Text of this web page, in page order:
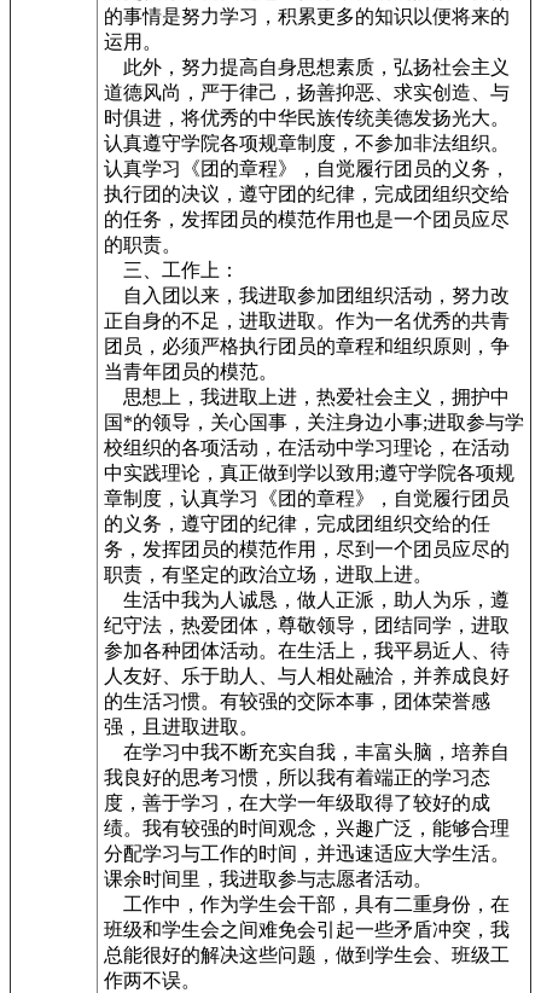
的事情是努力学习，积累更多的知识以便将来的
运用。
此外，努力提高自身思想素质，弘扬社会主义
道德风尚，严于律己，扬善抑恶、求实创造、与
时俱进，将优秀的中华民族传统美德发扬光大。
认真遵守学院各项规章制度，不参加非法组织。
认真学习《团的章程》，自觉履行团员的义务，
执行团的决议，遵守团的纪律，完成团组织交给
的任务，发挥团员的模范作用也是一个团员应尽
的职责。
三、工作上：
自入团以来，我进取参加团组织活动，努力改
正自身的不足，进取进取。作为一名优秀的共青
团员，必须严格执行团员的章程和组织原则，争
当青年团员的模范。
思想上，我进取上进，热爱社会主义，拥护中
国*的领导，关心国事，关注身边小事;进取参与学
校组织的各项活动，在活动中学习理论，在活动
中实践理论，真正做到学以致用;遵守学院各项规
章制度，认真学习《团的章程》，自觉履行团员
的义务，遵守团的纪律，完成团组织交给的任
务，发挥团员的模范作用，尽到一个团员应尽的
职责，有坚定的政治立场，进取上进。
生活中我为人诚恳，做人正派，助人为乐，遵
纪守法，热爱团体，尊敬领导，团结同学，进取
参加各种团体活动。在生活上，我平易近人、待
人友好、乐于助人、与人相处融洽，并养成良好
的生活习惯。有较强的交际本事，团体荣誉感
强，且进取进取。
在学习中我不断充实自我，丰富头脑，培养自
我良好的思考习惯，所以我有着端正的学习态
度，善于学习，在大学一年级取得了较好的成
绩。我有较强的时间观念，兴趣广泛，能够合理
分配学习与工作的时间，并迅速适应大学生活。
课余时间里，我进取参与志愿者活动。
工作中，作为学生会干部，具有二重身份，在
班级和学生会之间难免会引起一些矛盾冲突，我
总能很好的解决这些问题，做到学生会、班级工
作两不误。